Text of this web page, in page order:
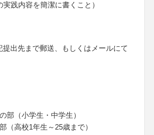
実践内容を簡潔に書くこと）
提出先まで郵送、もしくはメールにて
部（小学生・中学生）
（高校1年生～25歳まで）